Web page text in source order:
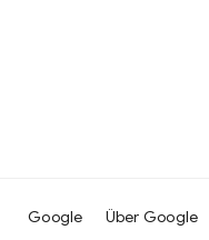
Google Über Google